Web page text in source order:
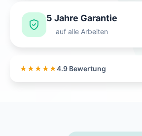
5 Jahre Garantie
auf alle Arbeiten
★★★★★4.9 Bewertung